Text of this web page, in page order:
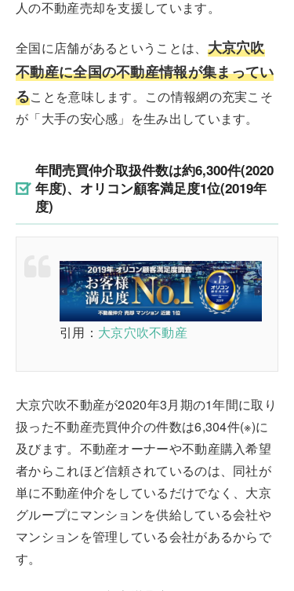
人の不動産売却を支援しています。
全国に店舗があるということは、 大京穴吹
不動産に全国の不動産情報が集まってい
ることを意味します。この情報網の充実こそ
が「大手の安心感」を生み出しています。
年間売買仲介取扱件数は約6,300件(2020
年度)、オリコン顧客満足度1位(2019年
度)
引用： 大京穴吹不動産
大京穴吹不動産が2020年3月期の1年間に取り
扱った不動産売買仲介の件数は6,304件(※)に
及びます。不動産オーナーや不動産購入希望
者からこれほど信頼されているのは、同社が
単に不動産仲介をしているだけでなく、大京
グループにマンションを供給している会社や
マンションを管理している会社があるからで
す。